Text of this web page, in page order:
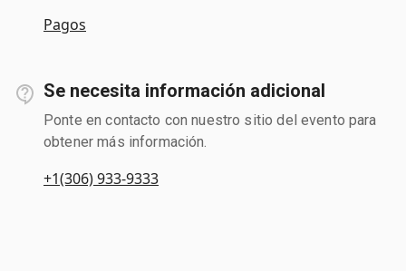
Pagos
Se necesita información adicional
Ponte en contacto con nuestro sitio del evento para
obtener más información.
+1(306) 933-9333